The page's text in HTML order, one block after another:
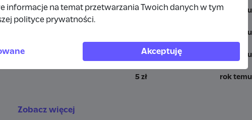
1 zł 7 miesięcy temu
rok temu
10 zł rok temu
5 zł rok temu
Zobacz więcej
informacje na temat przetwarzania Twoich danych w tym
polityce prywatności.
Akceptuję